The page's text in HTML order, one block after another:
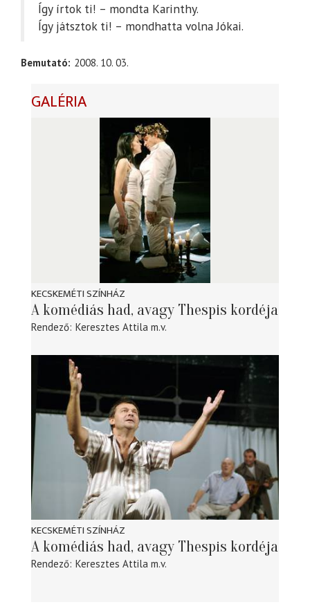
Így írtok ti! – mondta Karinthy.
Így játsztok ti! – mondhatta volna Jókai.
Bemutató 2008. 10. 03.
GALÉRIA
KECSKEMÉTI SZÍNHÁZ
A komédiás had, avagy Thespis kordéja
Rendező Keresztes Attila m.v.
KECSKEMÉTI SZÍNHÁZ
A komédiás had, avagy Thespis kordéja
Rendező Keresztes Attila m.v.